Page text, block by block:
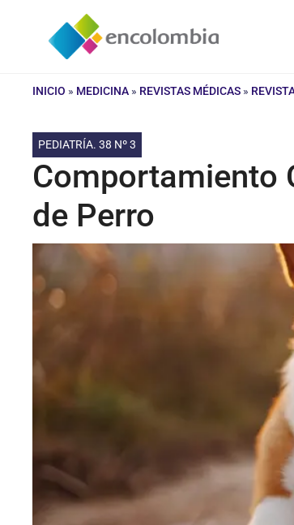
contenido
INICIO » MEDICINA » REVISTAS MÉDICAS »
PEDIATRÍA. 38 Nº 3
Comportamiento
de Perro